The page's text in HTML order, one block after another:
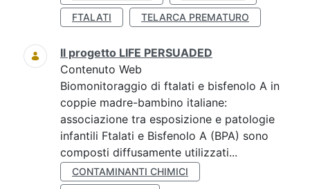
FTALATI
TELARCA PREMATURO
Il progetto LIFE PERSUADED
Contenuto Web
Biomonitoraggio di ftalati e bisfenolo A in
coppie madre-bambino italiane:
associazione tra esposizione e patologie
infantili Ftalati e Bisfenolo A (BPA) sono
composti diffusamente utilizzati...
CONTAMINANTI CHIMICI